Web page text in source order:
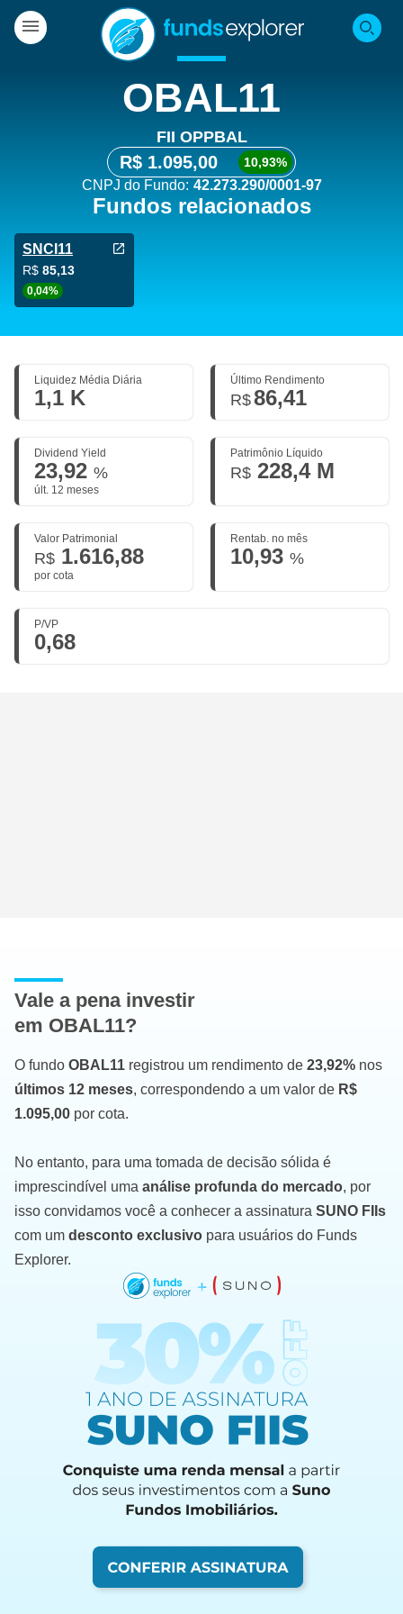
OBAL11
FII OPPBAL
R$ 1.095,00 10,93%
CNPJ do Fundo: 42.273.290/0001-97
Fundos relacionados
SNCI11
R$ 85,13
0,04%
Liquidez Média Diária
1,1 K
Último Rendimento
R$86,41
Dividend Yield
23,92 %
últ. 12 meses
Patrimônio Líquido
R$ 228,4 M
Valor Patrimonial
R$ 1.616,88
por cota
Rentab. no mês
10,93 %
P/VP
0,68
Vale a pena investir
em OBAL11?
O fundo OBAL11 registrou um rendimento de 23,92% nos
últimos 12 meses, correspondendo a um valor de R$
1.095,00 por cota.
No entanto, para uma tomada de decisão sólida é
imprescindível uma análise profunda do mercado, por
isso convidamos você a conhecer a assinatura SUNO FIIs
com um desconto exclusivo para usuários do Funds
Explorer.